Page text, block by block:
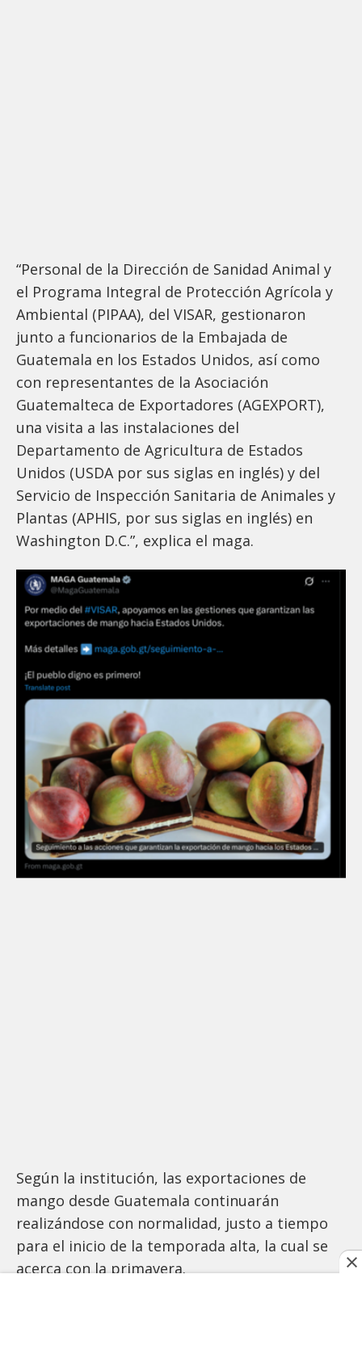
“Personal de la Dirección de Sanidad Animal y
el Programa Integral de Protección Agrícola y
Ambiental (PIPAA), del VISAR, gestionaron
junto a funcionarios de la Embajada de
Guatemala en los Estados Unidos, así como
con representantes de la Asociación
Guatemalteca de Exportadores (AGEXPORT),
una visita a las instalaciones del
Departamento de Agricultura de Estados
Unidos (USDA por sus siglas en inglés) y del
Servicio de Inspección Sanitaria de Animales y
Plantas (APHIS, por sus siglas en inglés) en
Washington D.C.”, explica el maga.
Según la institución, las exportaciones de
mango desde Guatemala continuarán
realizándose con normalidad, justo a tiempo
para el inicio de la temporada alta, la cual se
acerca con la primavera.